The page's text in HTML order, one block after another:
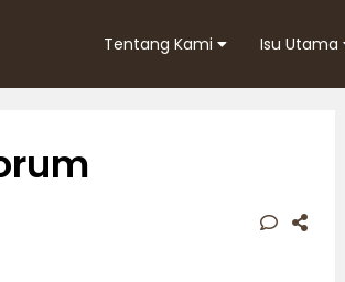
Tentang Kami Isu Utama